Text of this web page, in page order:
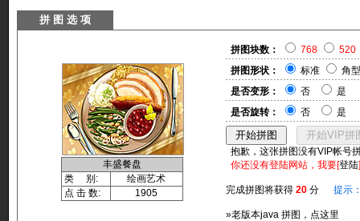
拼 图 选 项
丰盛餐盘
类 别:
绘画艺术
点 击 数:
1905
拼图块数： 768
520
拼图形状：
标准
角型
是否变形：
否
是
是否旋转：
否 是
抱歉，这张拼图没有VIP帐号
你还没有登陆网站，我要[登陆
完成拼图将获得 20 分 提示
»老版本java 拼图，点这里